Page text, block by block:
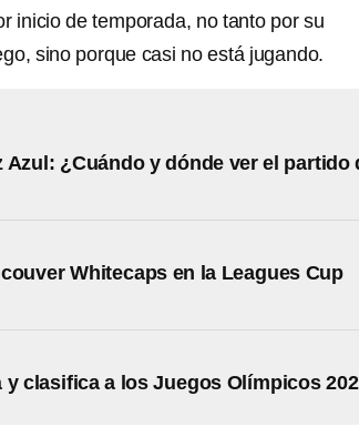
inicio de temporada, no tanto por su
sino porque casi no está jugando.
Azul: ¿Cuándo y dónde ver el partido
Whitecaps en la Leagues Cup
y clasifica a los Juegos Olímpicos